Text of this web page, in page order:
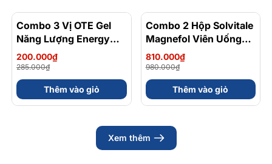
- 30%
Combo 3 Vị OTE Gel
Năng Lượng Energy
Gel Kết Hợp
Carbohydrate Điện Giải
56gram 82kcal
200.000₫
285.000₫
Thêm vào giỏ
- 17%
Combo 2 Hộp Solvitale
Magnefol Viên Uống
Magnesium
Bisglycinate + Vitamin
nhóm B (Hộp 30 Viên)
810.000₫
980.000₫
Thêm vào giỏ
Xem thêm